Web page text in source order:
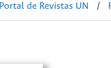
Portal de Revistas UN /